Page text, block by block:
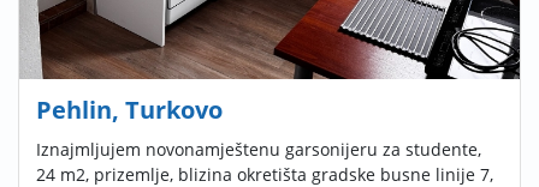
Pehlin, Turkovo
Iznajmljujem novonamještenu garsonijeru za studente,
24 m2, prizemlje, blizina okretišta gradske busne linije 7,